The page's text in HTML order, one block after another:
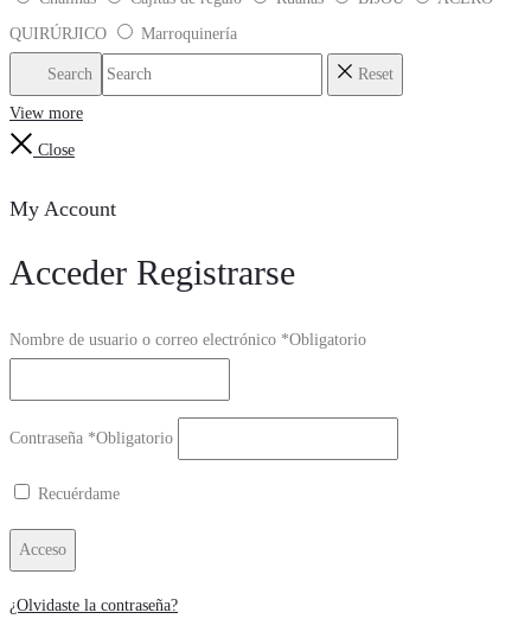
QUIRÚRJICO
Marroquinería
Search Reset
View more
Close
My Account
Acceder Registrarse
Nombre de usuario o correo electrónico *Obligatorio
Contraseña *Obligatorio
Recuérdame
Acceso
¿Olvidaste la contraseña?